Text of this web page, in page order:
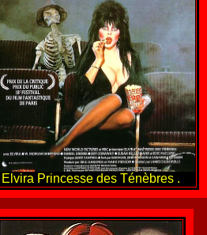
Elvira Princesse des Ténèbres .